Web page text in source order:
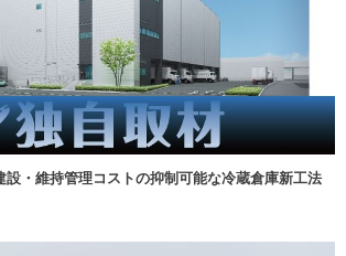
設・維持管理コストの抑制可能な冷蔵倉庫新工法